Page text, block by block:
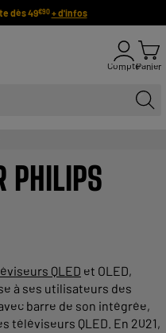
dès 49€90 + d'infos
ComptePanier
PHILIPS
QLED et OLED,
à ses utilisateurs des
barre de son intégrée,
téléviseurs QLED. En 2021,